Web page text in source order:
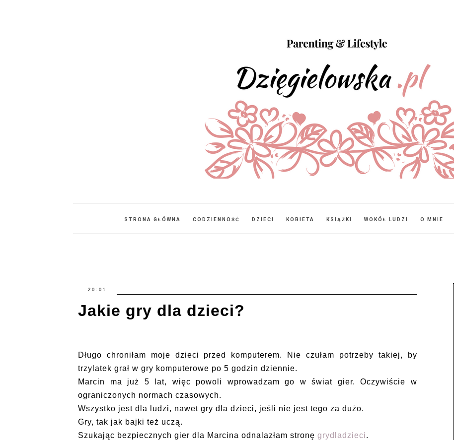
STRONA GŁÓWNA CODZIENNOŚĆ DZIECI KOBIETA KSIĄŻKI WOKÓŁ LUDZI O MNIE
20:01
Jakie gry dla dzieci?
Długo chroniłam moje dzieci przed komputerem. Nie czułam potrzeby takiej, by
trzylatek grał w gry komputerowe po 5 godzin dziennie.
Marcin ma już 5 lat, więc powoli wprowadzam go w świat gier. Oczywiście w
ograniczonych normach czasowych.
Wszystko jest dla ludzi, nawet gry dla dzieci, jeśli nie jest tego za dużo.
Gry, tak jak bajki też uczą.
Szukając bezpiecznych gier dla Marcina odnalazłam stronę grydladzieci.